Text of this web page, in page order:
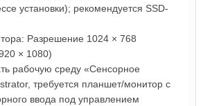
установки); рекомендуется SSD-
Разрешение 1024 × 768
× 1080)
рабочую среду «Сенсорное
требуется планшет/монитор с
ввода под управлением